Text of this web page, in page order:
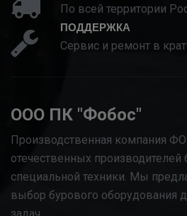
По всей территории
ПОДДЕРЖКА
Сервис и ремонт в
ООО ПК "Фобос"
Производственная компания
отечественных производителей
специальной техники. Мы
выбор бурового оборудования